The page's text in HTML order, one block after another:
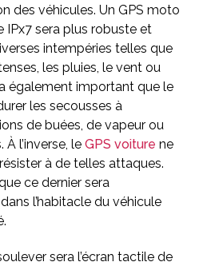
des véhicules. Un GPS moto
IPx7 sera plus robuste et
intempéries telles que
les pluies, le vent ou
également important que le
les secousses à
de buées, de vapeur ou
l’inverse, le GPS voiture ne
à de telles attaques.
ce dernier sera
l’habitacle du véhicule
sera l’écran tactile de